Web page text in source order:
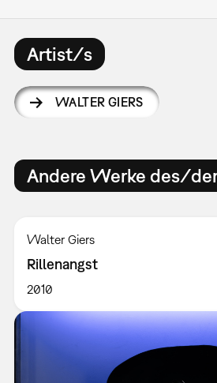
Artist/s
WALTER GIERS
Andere Werke des/
Walter Giers
Rillenangst
2010